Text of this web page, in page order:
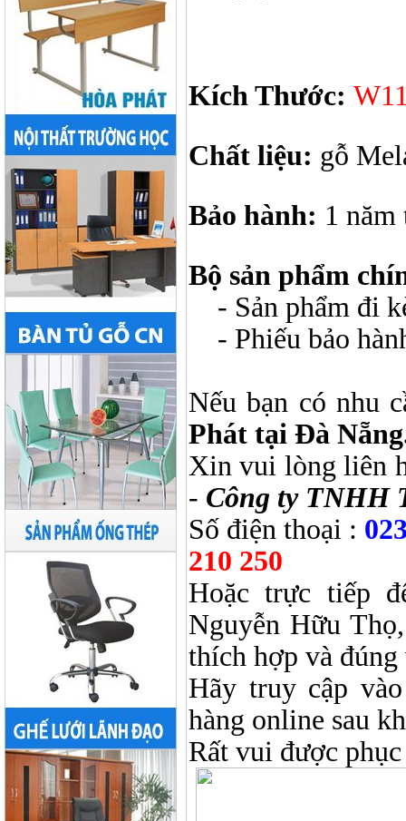
Kích Thước:
Chất liệu: gỗ
Bảo hành: 1 năm
Bộ sản phẩm
- Sản phẩm đi
- Phiếu bảo
Nếu bạn có nhu
Phát tại Đà
Xin vui lòng liên
- Công ty TNHH
Số điện thoại :
210 250
Hoặc trực tiếp
Nguyễn Hữu
thích hợp và
Hãy truy cập
hàng online sau
Rất vui được